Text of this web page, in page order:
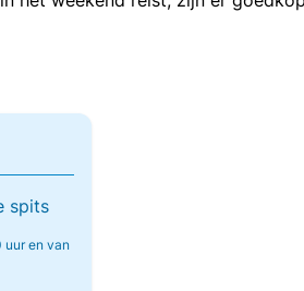
spits
uur en van